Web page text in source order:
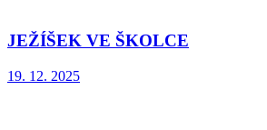
JEŽÍŠEK VE ŠKOLCE
19. 12. 2025